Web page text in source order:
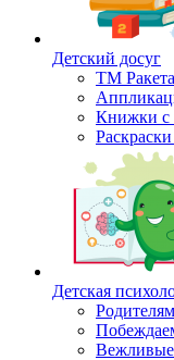
Детский досуг
ТМ Ракета
Книжки с
Детская
Вежливые